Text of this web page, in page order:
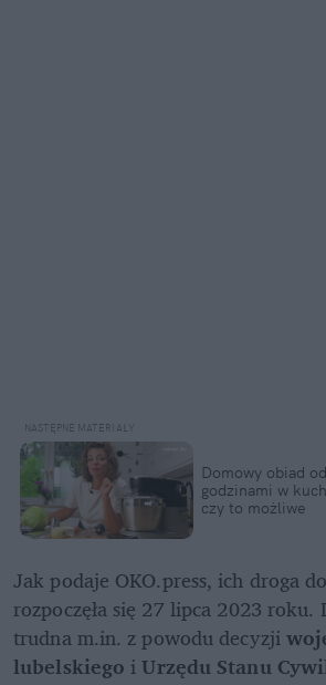
Domowy obiad
godzinami w
czy to możliwe
Jak podaje OKO.press, ich droga
rozpoczęła się 27 lipca 2023 roku.
trudna m.in. z powodu decyzji
lubelskiego i Urzędu Stanu